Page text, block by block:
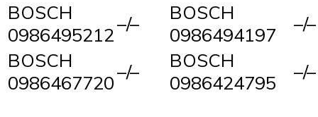
BOSCH
0986495212–/–
BOSCH
0986494197
–/–
BOSCH
0986467720–/–
BOSCH
0986424795
–/–